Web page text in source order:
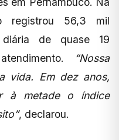
registrou 56,3 mil
diária de quase 19
“Nossa
vida. Em dez anos,
à metade o índice
, declarou.